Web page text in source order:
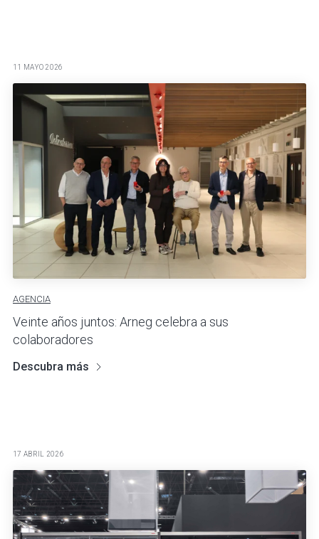
11 MAYO 2026
AGENCIA
Veinte años juntos: Arneg celebra a sus
colaboradores
Descubra más
17 ABRIL 2026